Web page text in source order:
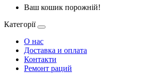
Ваш кошик порожній!
Категорії
О нас
Доставка и оплата
Контакти
Ремонт раций